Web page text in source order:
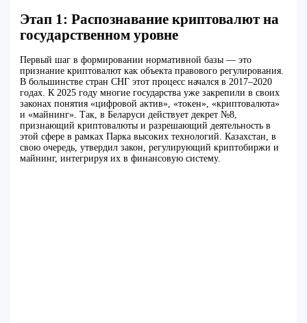
Этап 1: Распознавание криптовалют на
государственном уровне
Первый шаг в формировании нормативной базы — это
признание криптовалют как объекта правового регулирования.
В большинстве стран СНГ этот процесс начался в 2017–2020
годах. К 2025 году многие государства уже закрепили в своих
законах понятия «цифровой актив», «токен», «криптовалюта»
и «майнинг». Так, в Беларуси действует декрет №8,
признающий криптовалюты и разрешающий деятельность в
этой сфере в рамках Парка высоких технологий. Казахстан, в
свою очередь, утвердил закон, регулирующий криптобиржи и
майнинг, интегрируя их в финансовую систему.